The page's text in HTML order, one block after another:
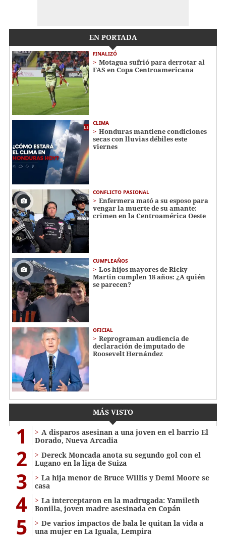
EN PORTADA
FINALIZÓ
Motagua sufrió para derrotar al
FAS en Copa Centroamericana
CLIMA
Honduras mantiene condiciones
secas con lluvias débiles este
viernes
CONFLICTO PASIONAL
Enfermera mató a su esposo para
vengar la muerte de su amante:
crimen en la Centroamérica Oeste
CUMPLEAÑOS
Los hijos mayores de Ricky
Martin cumplen 18 años: ¿A quién
se parecen?
OFICIAL
Reprograman audiencia de
declaración de imputado de
Roosevelt Hernández
MÁS VISTO
1
A disparos asesinan a una joven en el barrio El
Dorado, Nueva Arcadia
2
Dereck Moncada anota su segundo gol con el
Lugano en la liga de Suiza
3
La hija menor de Bruce Willis y Demi Moore se
casa
4
La interceptaron en la madrugada: Yamileth
Bonilla, joven madre asesinada en Copán
5
De varios impactos de bala le quitan la vida a
una mujer en La Iguala, Lempira